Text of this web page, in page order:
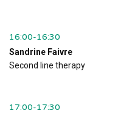
16:00-16:30
Sandrine Faivre
Second line therapy
17:00-17:30